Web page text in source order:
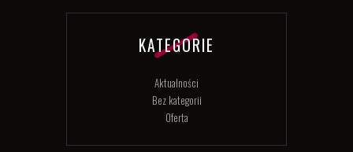
KATEGORIE
Aktualności
Bez kategorii
Oferta